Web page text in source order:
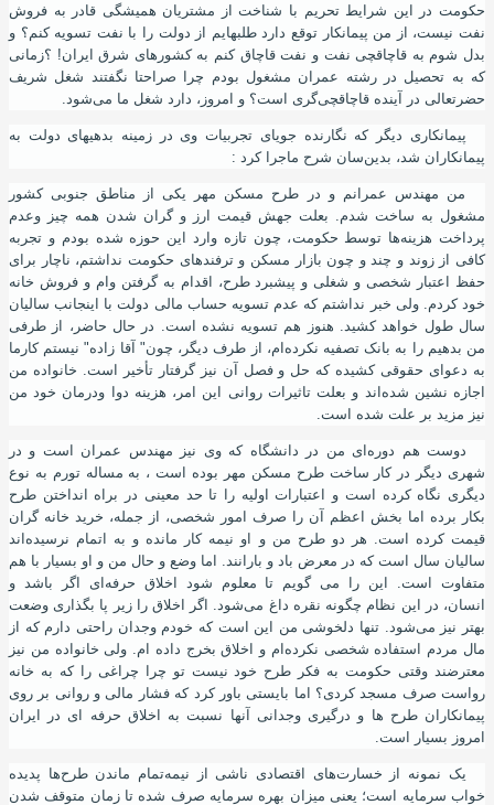
حکومت در این شرایط تحریم با شناخت از مشتریان همیشگی قادر به فروش
نفت نیست، از من پیمانکار توقع دارد طلبهایم از دولت را با نفت تسویه کنم؟ و
بدل شوم به قاچاقچی نفت و نفت قاچاق کنم به کشورهای شرق ایران! ؟زمانی
که به تحصیل در رشته عمران مشغول بودم چرا صراحتا نگفتند شغل شریف
حضرتعالی در آینده قاچاقچی‌گری است؟ و امروز ، دارد شغل ما می‌شود.
پیمانکاری دیگر که نگارنده جویای تجربیات وی در زمینه بدهیهای دولت به
پیمانکاران شد، بدین‌سان شرح ماجرا کرد :
من مهندس عمرانم و در طرح مسکن مهر یکی از مناطق جنوبی کشور
مشغول به ساخت شدم. بعلت جهش قیمت ارز و گران شدن همه چیز وعدم
پرداخت هزینه‌ها توسط حکومت، چون تازه وارد این حوزه شده بودم و تجربه
کافی از زوند و چند و چون بازار مسکن و ترفندهای حکومت نداشتم ، ناچار برای
حفظ اعتبار شخصی و شغلی و پیشبرد طرح، اقدام به گرفتن وام و فروش خانه
خود کردم. ولی خبر نداشتم که عدم تسویه حساب مالی دولت با اینجانب سالیان
سال طول خواهد کشید. هنوز هم تسویه نشده است. در حال حاضر ، از طرفی
من بدهیم را به بانک تصفیه نکرده‌ام، از طرف دیگر ، چون" آقا زاده" نیستم کارما
به دعوای حقوقی کشیده که حل و فصل
ن نیز گرفتار تأخیر است. خانواده من
اجازه نشین شده‌اند و بعلت تاثیرات روانی این امر ، هزینه دوا ودرمان خود من
نیز مزید بر علت شده است.
دوست هم دوره‌ای من در دانشگاه که وی نیز مهندس عمران است و در
شهری دیگر در کار ساخت طرح مسکن مهر بوده است ، به مساله تورم به نوع
دیگری نگاه کرده است و اعتبارات اولیه را تا حد معینی در براه انداختن طرح
بکار برده اما بخش اعظم آن را صرف امور شخصی، از جمله، خرید خانه گران
قیمت کرده است. هر دو طرح من و او نیمه کار مانده و به اتمام نرسیده‌اند
سالیان سال است که در معرض باد و بارانند. اما وضع و حال من و او بسیار با هم
متفاوت است. این را می گویم تا معلوم شود اخلاق حرفه‌ای اگر باشد و
انسان، در این نظام چگونه نقره داغ می‌شود. اگر اخلاق را زیر پا بگذاری وضعت
بهتر نیز می‌شود. تنها دلخوشی من این است که خودم وجدان راحتی دارم که از
مال مردم استفاده شخصی نکرده‌ام و اخلاق بخرج داده ام. ولی خانواده من نیز
معترضند وقتی حکومت به فکر طرح خود نیست تو چرا چراغی را که به خانه
رواست صرف مسجد کردی؟ اما بایستی باور کرد که فشار مالی و روانی بر روی
پیمانکاران طرح ها و درگیری وجدانی آنها نسبت به اخلاق حرفه ای در ایران
امروز بسیار است.
یک نمونه از خسارت‌های اقتصادی ناشی از نیمه‌تمام ماندن طرح‌ها پدیده‌
خواب سرمایه است؛ یعنی میزان بهره‌ سرمایه‌ صرف شده تا زمان متوقف شدن